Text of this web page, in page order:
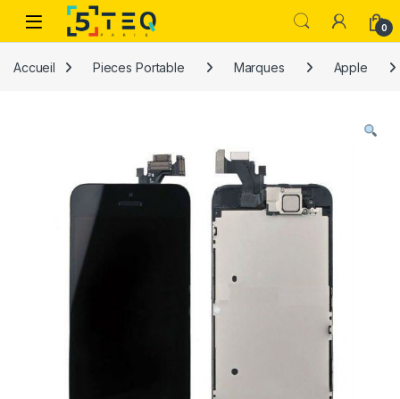
Passer à la navigation
Aller au contenu
0
Accueil Pieces Portable Marques Apple